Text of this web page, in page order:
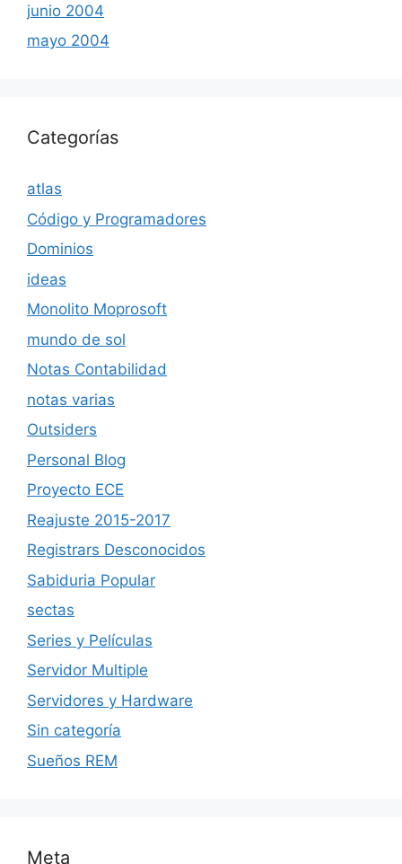
junio 2004
mayo 2004
Categorías
atlas
Código y Programadores
Dominios
ideas
Monolito Moprosoft
mundo de sol
Notas Contabilidad
notas varias
Outsiders
Personal Blog
Proyecto ECE
Reajuste 2015-2017
Registrars Desconocidos
Sabiduria Popular
sectas
Series y Películas
Servidor Multiple
Servidores y Hardware
Sin categoría
Sueños REM
Meta